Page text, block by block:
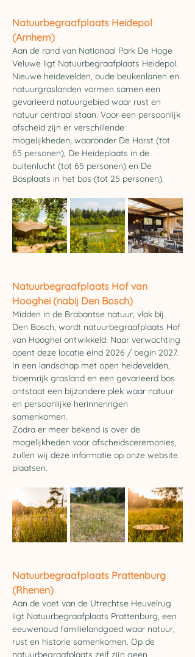
Natuurbegraafplaats Heidepol
(Arnhem)
Aan de rand van Nationaal Park De Hoge
Veluwe ligt Natuurbegraafplaats Heidepol.
Nieuwe heidevelden, oude beukenlanen en
natuurgraslanden vormen samen een
gevarieerd natuurgebied waar rust en
natuur centraal staan. Voor een persoonlijk
afscheid zijn er verschillende
mogelijkheden, waaronder De Horst (tot
65 personen), De Heideplaats in de
buitenlucht (tot 65 personen) en De
Bosplaats in het bos (tot 25 personen).
Natuurbegraafplaats Hof van
Hooghei (nabij Den Bosch)
Midden in de Brabantse natuur, vlak bij
Den Bosch, wordt natuurbegraafplaats Hof
van Hooghei ontwikkeld. Naar verwachting
opent deze locatie eind 2026 / begin 2027.
In een landschap met open heidevelden,
bloemrijk grasland en een gevarieerd bos
ontstaat een bijzondere plek waar natuur
en persoonlijke herinneringen
samenkomen.
Zodra er meer bekend is over de
mogelijkheden voor afscheidsceremonies,
zullen wij deze informatie op onze website
plaatsen.
Natuurbegraafplaats Prattenburg
(Rhenen)
Aan de voet van de Utrechtse Heuvelrug
ligt Natuurbegraafplaats Prattenburg, een
eeuwenoud familielandgoed waar natuur,
rust en historie samenkomen. Op de
natuurbegraafplaats zelf zijn geen